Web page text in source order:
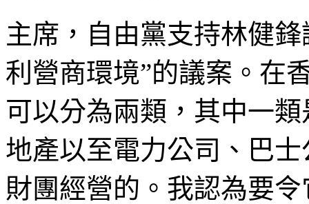
主席，自由黨支持林健
利營商環境”的議案。在
可以分為兩類，其中一
地產以至電力公司、巴
財團經營的。我認為要